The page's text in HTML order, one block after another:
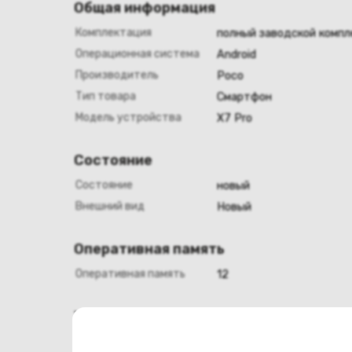
Общая информация
Комплектация
полный заводской
Операционная система
Android
Производитель
Poco
Тип товара
Смартфон
Модель устройства
X7 Pro
Состояние
Состояние
новый
Внешний вид
Новый
Оперативная память
Оперативная память 12
Хранение данных